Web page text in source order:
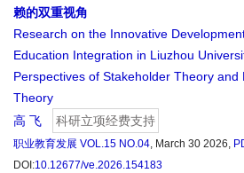
赖的双重视角
Research on the Innovative
Education Integration in Liuzhou
Perspectives of Stakeholder Theory
Theory
高 飞
科研立项经费支持
职业教育发展 VOL.15 NO.04, March 30 2026,
DOI:10.12677/ve.2026.154183